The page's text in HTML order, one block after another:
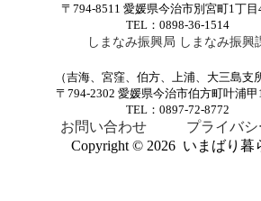
〒794-8511 愛媛県今治市別宮町1丁目
TEL：0898-36-1514
しまなみ振興局 しまなみ振興
（吉海、宮窪、伯方、上浦、大三島支
〒794-2302 愛媛県今治市伯方町叶浦甲
TEL：0897-72-8772
お問い合わせ
プライバ
Copyright © 2026 いまばり暮